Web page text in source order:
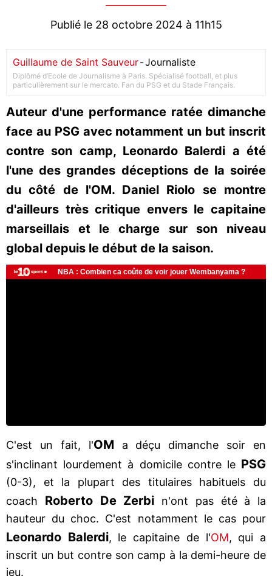
Publié le 28 octobre 2024 à 11h15
Guillaume de Saint Sauveur-Journaliste
Diplômé d’Ecole de Journalisme à Paris. Spécialisé football, et plus
particulièrement sur le mercato. Fan du PSG et du Stade Français.
Auteur d'une performance ratée dimanche
face au PSG avec notamment un but inscrit
contre son camp, Leonardo Balerdi a été
l'une des grandes déceptions de la soirée
du côté de l'OM. Daniel Riolo se montre
d'ailleurs très critique envers le capitaine
marseillais et le charge sur son niveau
global depuis le début de la saison.
C'est un fait, l'OM a déçu dimanche soir en
s'inclinant lourdement à domicile contre le PSG
(0-3), et la plupart des titulaires habituels du
coach Roberto De Zerbi
n'ont pas été à la
hauteur du choc. C'est notamment le cas pour
Leonardo Balerdi, le capitaine de l'OM, qui a
inscrit un but contre son camp à la demi-heure de
jeu.